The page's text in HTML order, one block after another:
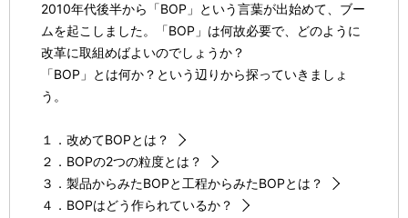
2010年代後半から「BOP」という言葉が出始めて、ブー
ムを起こしました。「BOP」は何故必要で、どのように
改革に取組めばよいのでしょうか？
「BOP」とは何か？という辺りから探っていきましょ
う。
１．改めてBOPとは？
２．BOPの2つの粒度とは？
３．製品からみたBOPと工程からみたBOPとは？
４．BOPはどう作られているか？